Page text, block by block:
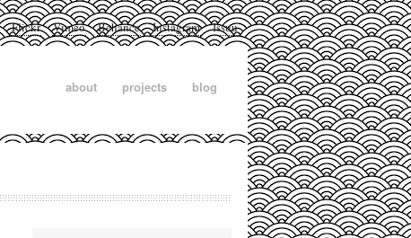
Flickr Vimeo Behance Instagram Issuu
about projects blog